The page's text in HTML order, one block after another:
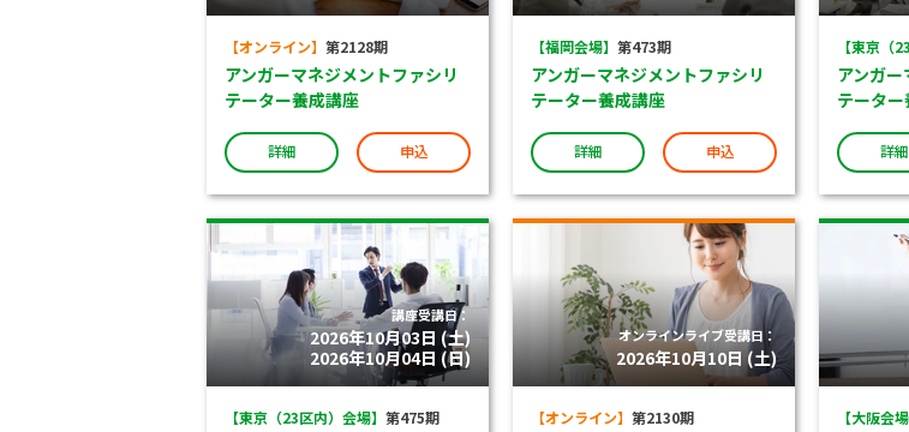
【オンライン】 第2128期
アンガーマネジメントファシリ
テーター養成講座
詳細 申込
【福岡会場】 第473期
アンガーマネジメントファシリ
テーター養成講座
詳細 申込
【東京（
アンガー
テータ
詳細
講座受講日：
2026年10月03日 (土)
2026年10月04日 (日)
【東京（23区内）会場】 第475期
オンラインライブ受講日：
2026年10月10日 (土)
【オンライン】 第2130期 【大阪会場